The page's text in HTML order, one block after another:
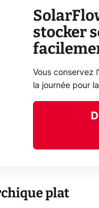
stocker
Vous conservez
la journée pour
plat